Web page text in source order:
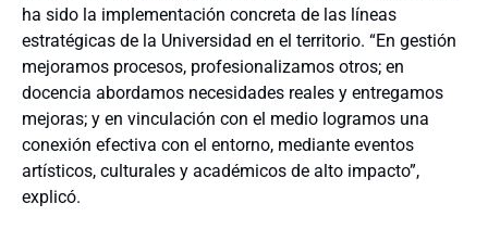
ha sido la implementación concreta de las líneas
estratégicas de la Universidad en el territorio. “En gestión
mejoramos procesos, profesionalizamos otros; en
docencia abordamos necesidades reales y entregamos
mejoras; y en vinculación con el medio logramos una
conexión efectiva con el entorno, mediante eventos
artísticos, culturales y académicos de alto impacto”,
explicó.